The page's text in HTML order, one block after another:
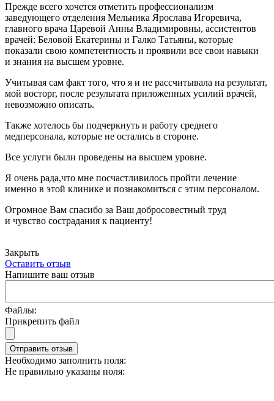
Прежде всего хочется отметить профессионализм
заведующего отделения Мельника Ярослава Игоревича,
главного врача Царевой Анны Владимировны, ассистентов
врачей: Беловой Екатерины и Галко Татьяны, которые
показали свою компетентность и проявили все свои навыки
и знания на высшем уровне.
Учитывая сам факт того, что я и не рассчитывала на результат,
мой восторг, после результата приложенных усилий врачей,
невозможно описать.
Также хотелось бы подчеркнуть и работу среднего
медперсонала, которые не остались в стороне.
Все услуги были проведены на высшем уровне.
Я очень рада,что мне посчастливилось пройти лечение
именно в этой клинике и познакомиться с этим персоналом.
Огромное Вам спасибо за Ваш добросовестный труд
и чувство сострадания к пациенту!
Закрыть
Оставить отзыв
Напишите ваш отзыв
Файлы:
Прикрепить файл
Отправить отзыв
Необходимо заполнить поля:
Не правильно указаны поля: